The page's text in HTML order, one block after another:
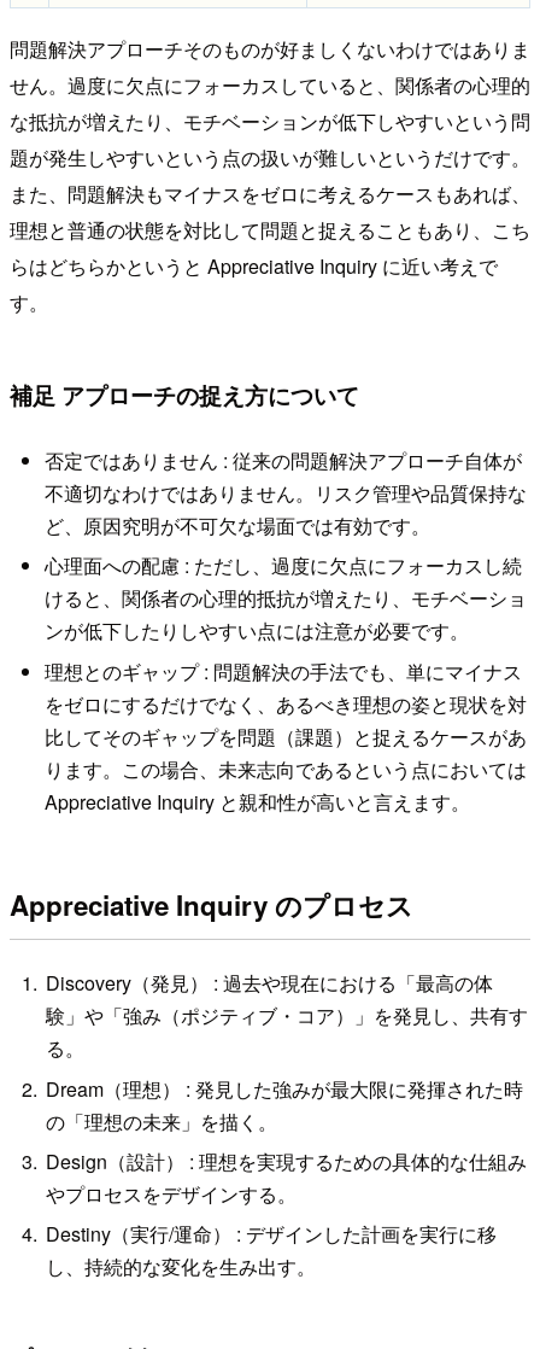
問題解決アプローチそのものが好ましくないわけではありま
せん。過度に欠点にフォーカスしていると、関係者の心理的
な抵抗が増えたり、モチベーションが低下しやすいという問
題が発生しやすいという点の扱いが難しいというだけです。
また、問題解決もマイナスをゼロに考えるケースもあれば、
理想と普通の状態を対比して問題と捉えることもあり、こち
らはどちらかというと Appreciative Inquiry に近い考えで
す。
補足 アプローチの捉え方について
否定ではありません : 従来の問題解決アプローチ自体が
不適切なわけではありません。リスク管理や品質保持な
ど、原因究明が不可欠な場面では有効です。
心理面への配慮 : ただし、過度に欠点にフォーカスし続
けると、関係者の心理的抵抗が増えたり、モチベーショ
ンが低下したりしやすい点には注意が必要です。
理想とのギャップ : 問題解決の手法でも、単にマイナス
をゼロにするだけでなく、あるべき理想の姿と現状を対
比してそのギャップを問題（課題）と捉えるケースがあ
ります。この場合、未来志向であるという点においては
Appreciative Inquiry と親和性が高いと言えます。
Appreciative Inquiry のプロセス
Discovery（発見） : 過去や現在における「最高の体
験」や「強み（ポジティブ・コア）」を発見し、共有す
る。
Dream（理想） : 発見した強みが最大限に発揮された時
の「理想の未来」を描く。
Design（設計） : 理想を実現するための具体的な仕組み
やプロセスをデザインする。
Destiny（実行/運命） : デザインした計画を実行に移
し、持続的な変化を生み出す。